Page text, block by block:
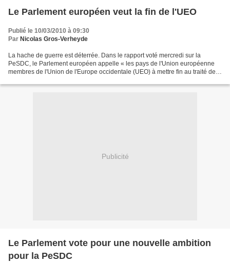
Le Parlement européen veut la fin de l'UEO
Publié le 10/03/2010 à 09:30
Par Nicolas Gros-Verheyde
La hache de guerre est déterrée. Dans le rapport voté mercredi sur la
PeSDC, le Parlement européen appelle « les pays de l'Union européenne
membres de l'Union de l'Europe occidentale (UEO) à mettre fin au traité de
Publicité
Le Parlement vote pour une nouvelle ambition
pour la PeSDC